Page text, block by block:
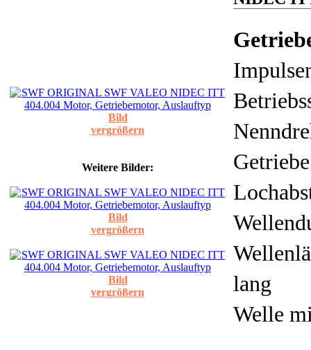
Bild
vergrößern
Weitere Bilder:
Bild
vergrößern
Bild
vergrößern
lang
Welle